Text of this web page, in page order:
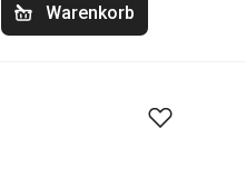
Warenkorb